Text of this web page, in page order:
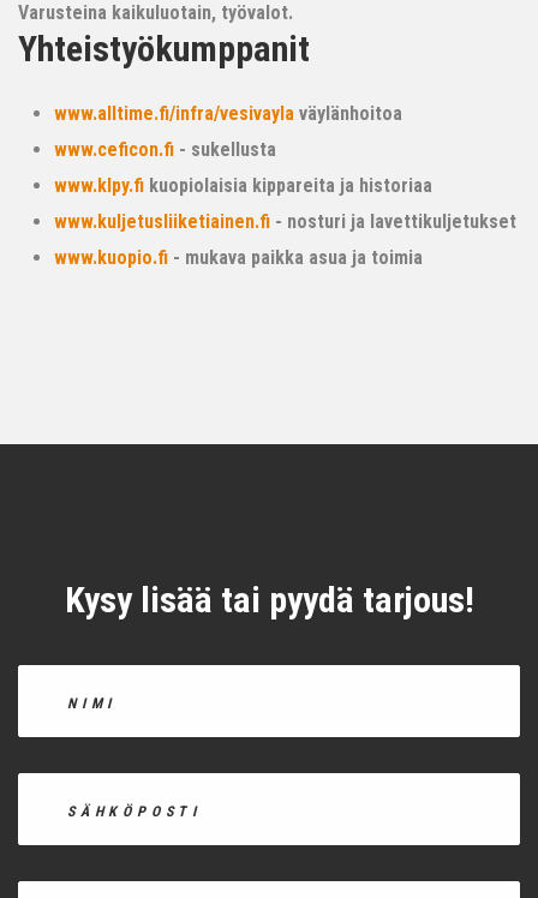
Varusteina kaikuluotain, työvalot.
Yhteistyökumppanit
www.alltime.fi/infra/vesivayla väylänhoitoa
www.ceficon.fi - sukellusta
www.klpy.fi kuopiolaisia kippareita ja historiaa
www.kuljetusliiketiainen.fi - nosturi ja lavettikuljetukset
www.kuopio.fi - mukava paikka asua ja toimia
Kysy lisää tai pyydä tarjous!